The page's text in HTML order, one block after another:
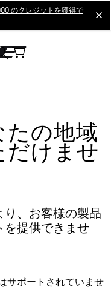
のクレジットを獲得で
たの地域
だけませ
、お客様の製品
を提供できませ
サポートされていませ